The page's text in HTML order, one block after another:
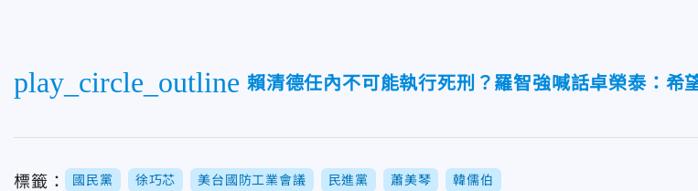
play_circle_outline 賴清德任內不可能執行死刑？羅智強喊話卓榮泰：希
標籤： 國民黨 徐巧芯 美台國防工業會議 民進黨 蕭美琴 韓儒伯